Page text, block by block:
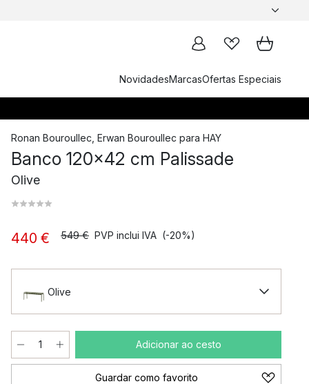
NovidadesMarcasOfertas Especiais
Ronan Bouroullec Erwan Bouroullec para HAY
Banco 120x42 cm Palissade
Olive
440 € 549 € PVP inclui IVA (-20%)
Olive
Adicionar ao cesto
Guardar como favorito